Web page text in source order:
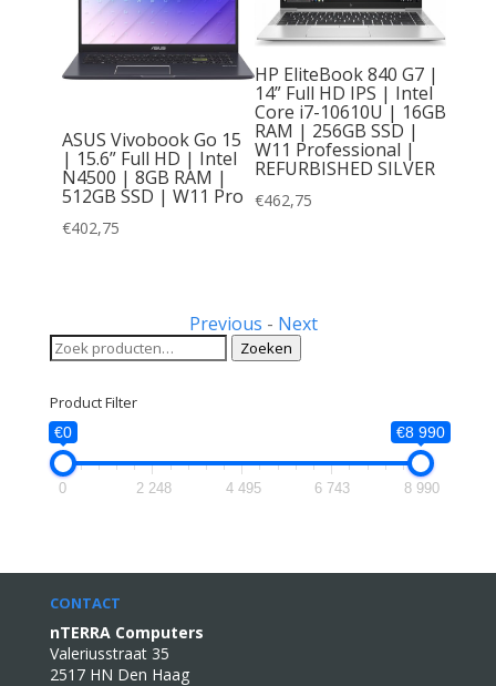
ASUS Vivobook Go 15
| 15.6” Full HD | Intel
N4500 | 8GB RAM |
512GB SSD | W11 Pro
€402,75
HP EliteBook 840 G7 |
14” Full HD IPS | Intel
Core i7-10610U | 16GB
RAM | 256GB SSD |
W11 Professional |
REFURBISHED SILVER
€462,75
Previous - Next
Zoeken
naar:
Zoeken
Product Filter
€0 €8 990
0 2 248 4 495 6 743 8 990
CONTACT
nTERRA Computers
Valeriusstraat 35
2517 HN Den Haag